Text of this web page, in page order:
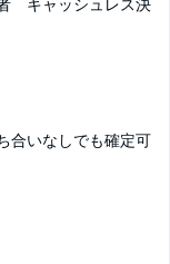
キャッシュレス決
いなしでも確定可